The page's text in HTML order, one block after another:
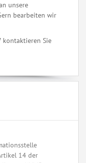
unsere
bearbeiten wir
kontaktieren Sie
14 der